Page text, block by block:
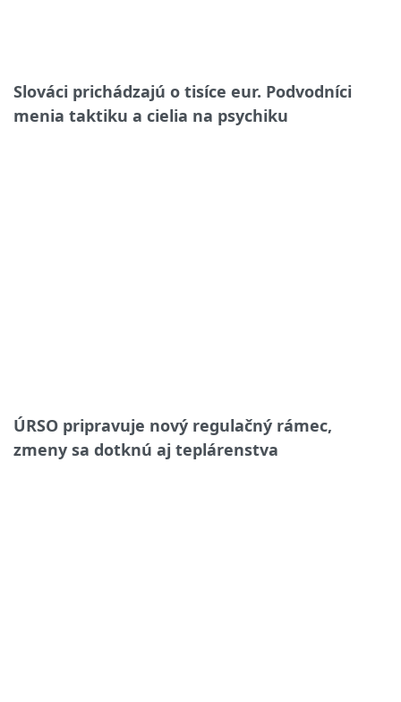
Slováci prichádzajú o tisíce eur. Podvodníci
menia taktiku a cielia na psychiku
ÚRSO pripravuje nový regulačný rámec,
zmeny sa dotknú aj teplárenstva